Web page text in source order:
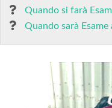
Quando si farà
Quando sarà